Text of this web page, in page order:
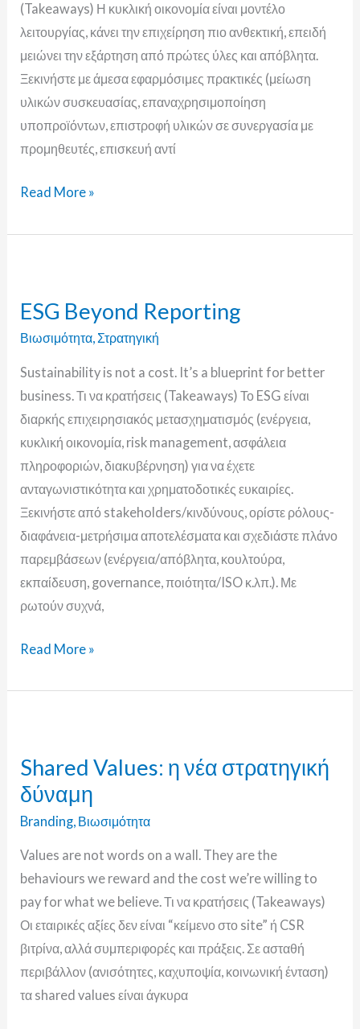
(Takeaways) Η κυκλική οικονομία είναι μοντέλο
λειτουργίας, κάνει την επιχείρηση πιο ανθεκτική, επειδή
μειώνει την εξάρτηση από πρώτες ύλες και απόβλητα.
Ξεκινήστε με άμεσα εφαρμόσιμες πρακτικές (μείωση
υλικών συσκευασίας, επαναχρησιμοποίηση
υποπροϊόντων, επιστροφή υλικών σε συνεργασία με
προμηθευτές, επισκευή αντί
Read More »
ESG Beyond Reporting
Βιωσιμότητα, Στρατηγική
Sustainability is not a cost. It’s a blueprint for better
business. Τι να κρατήσεις (Takeaways) Το ESG είναι
διαρκής επιχειρησιακός μετασχηματισμός (ενέργεια,
κυκλική οικονομία, risk management, ασφάλεια
πληροφοριών, διακυβέρνηση) για να έχετε
ανταγωνιστικότητα και χρηματοδοτικές ευκαιρίες.
Ξεκινήστε από stakeholders/κινδύνους, ορίστε ρόλους-
διαφάνεια-μετρήσιμα αποτελέσματα και σχεδιάστε πλάνο
παρεμβάσεων (ενέργεια/απόβλητα, κουλτούρα,
εκπαίδευση, governance, ποιότητα/ISO κ.λπ.). Με
ρωτούν συχνά,
Reporting
Read More »
Shared Values: η νέα στρατηγική
δύναμη
Branding, Βιωσιμότητα
Values are not words on a wall. They are the
behaviours we reward and the cost we’re willing to
pay for what we believe. Τι να κρατήσεις (Takeaways)
Οι εταιρικές αξίες δεν είναι “κείμενο στο site” ή CSR
βιτρίνα, αλλά συμπεριφορές και πράξεις. Σε ασταθή
περιβάλλον (ανισότητες, καχυποψία, κοινωνική ένταση)
τα shared values είναι άγκυρα
η
νέα
στρατηγική